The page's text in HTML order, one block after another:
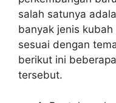
salah satunya
banyak jenis
sesuai dengan
berikut ini
tersebut.